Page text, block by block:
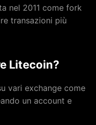
nel 2011 come fork
transazioni più
Litecoin?
vari exchange come
un account e